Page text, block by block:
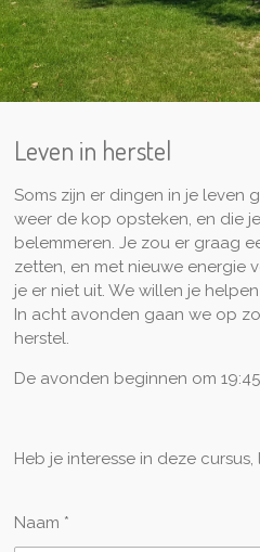
Leven in herstel
Soms zijn er dingen in je leven
weer de kop opsteken, en die
belemmeren. Je zou er graag
zetten, en met nieuwe energie
je er niet uit. We willen je
In acht avonden gaan we op
herstel.
De avonden beginnen om
Heb je interesse in deze
Naam *